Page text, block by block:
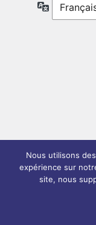
Langue
Nous utilisons
expérience sur
site, nous